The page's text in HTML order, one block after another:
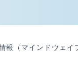
報（マインドウェイ